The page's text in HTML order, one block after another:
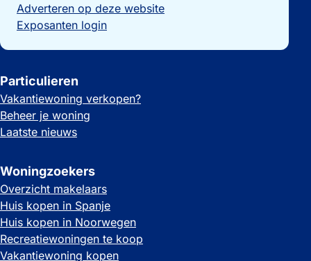
Adverteren op deze website
Exposanten login
Particulieren
Vakantiewoning verkopen?
Beheer je woning
Laatste nieuws
Woningzoekers
Overzicht makelaars
Huis kopen in Spanje
Huis kopen in Noorwegen
Recreatiewoningen te koop
Vakantiewoning kopen